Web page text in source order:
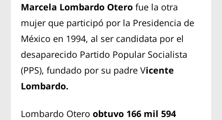
Marcela Lombardo Otero fue la otra
mujer que participó por la Presidencia de
México en 1994, al ser candidata por el
desaparecido Partido Popular Socialista
(PPS), fundado por su padre Vicente
Lombardo.
Lombardo Otero obtuvo 166 mil 594